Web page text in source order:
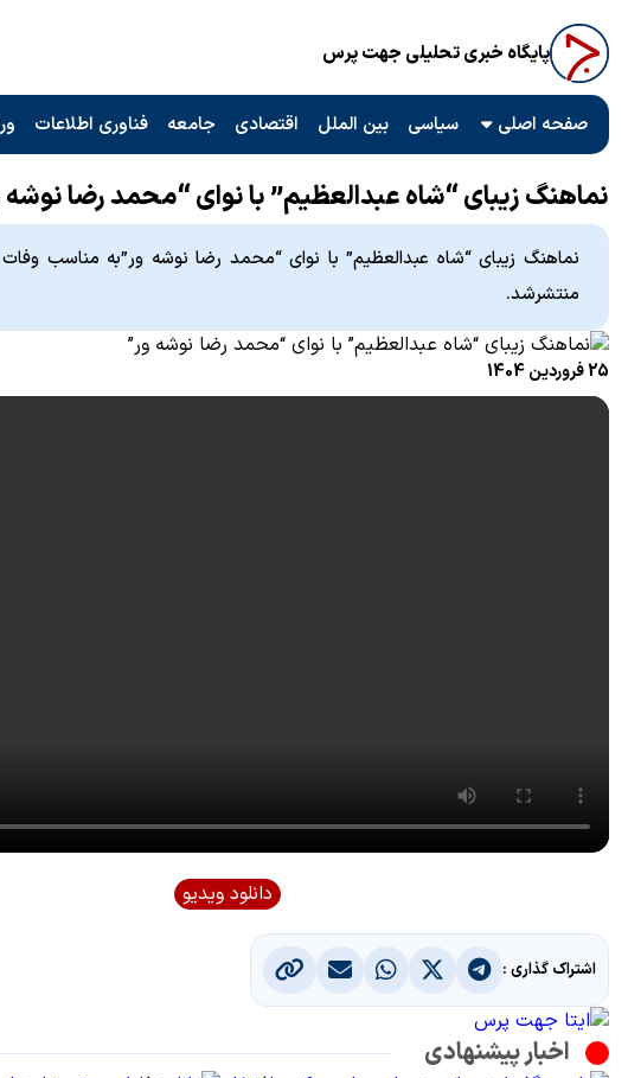
پایگاه خبری تحلیلی جهت پرس
صفحه اصلی سیاسی بین الملل اقتصادی جامعه فناوری اطلاعات
نماهنگ زیبای “شاه عبدالعظیم” با نوای “محمد رضا نوشه
نماهنگ زیبای “شاه عبدالعظیم” با نوای “محمد رضا نوشه ور”به مناسب
منتشرشد.
25 فروردین 1404
دانلود ویدیو
اشتراک گذاری :
اخبار پیشنهادی